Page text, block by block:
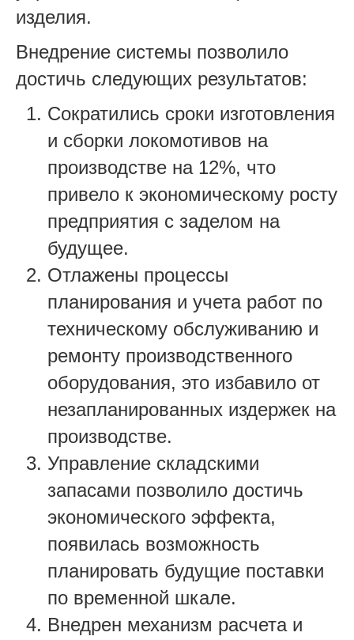
изделия.
Внедрение системы позволило
достичь следующих результатов:
Сократились сроки изготовления
и сборки локомотивов на
производстве на 12%, что
привело к экономическому росту
предприятия с заделом на
будущее.
Отлажены процессы
планирования и учета работ по
техническому обслуживанию и
ремонту производственного
оборудования, это избавило от
незапланированных издержек на
производстве.
Управление складскими
запасами позволило достичь
экономического эффекта,
появилась возможность
планировать будущие поставки
по временной шкале.
Внедрен механизм расчета и